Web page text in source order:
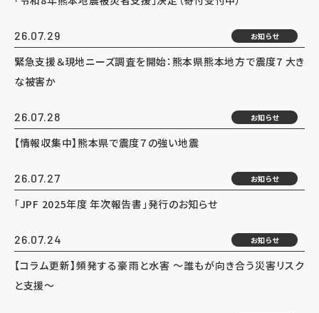
26.07.29 お知らせ
緊急支援＆現地ニーズ調査を開始：熊本県熊本地方で震度7 大き
な被害か
26.07.28 お知らせ
【情報収集中】熊本県で震度７の強い地震
26.07.27 お知らせ
「JPF 2025年度 年次報告書」発行のお知らせ
26.07.24 お知らせ
【コラム更新】頻発する豪雨と水害 ～誰もが向き合う災害リスク
と支援～